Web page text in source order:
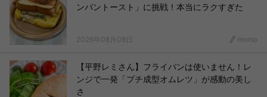
ンパントースト」に挑戦！本当にラクすぎた
2026年08月08日 momo
【平野レミさん】フライパンは使いません！レ
ンジで一発「プチ成型オムレツ」が感動の美し
さ